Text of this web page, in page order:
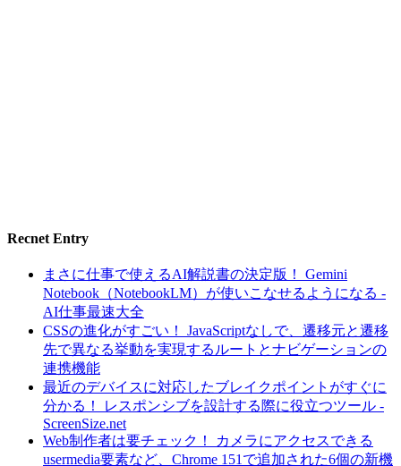
Recnet Entry
まさに仕事で使えるAI解説書の決定版！ Gemini
Notebook（NotebookLM）が使いこなせるようになる -
AI仕事最速大全
CSSの進化がすごい！ JavaScriptなしで、遷移元と遷移
先で異なる挙動を実現するルートとナビゲーションの
連携機能
最近のデバイスに対応したブレイクポイントがすぐに
分かる！ レスポンシブを設計する際に役立つツール -
ScreenSize.net
Web制作者は要チェック！ カメラにアクセスできる
usermedia要素など、Chrome 151で追加された6個の新機